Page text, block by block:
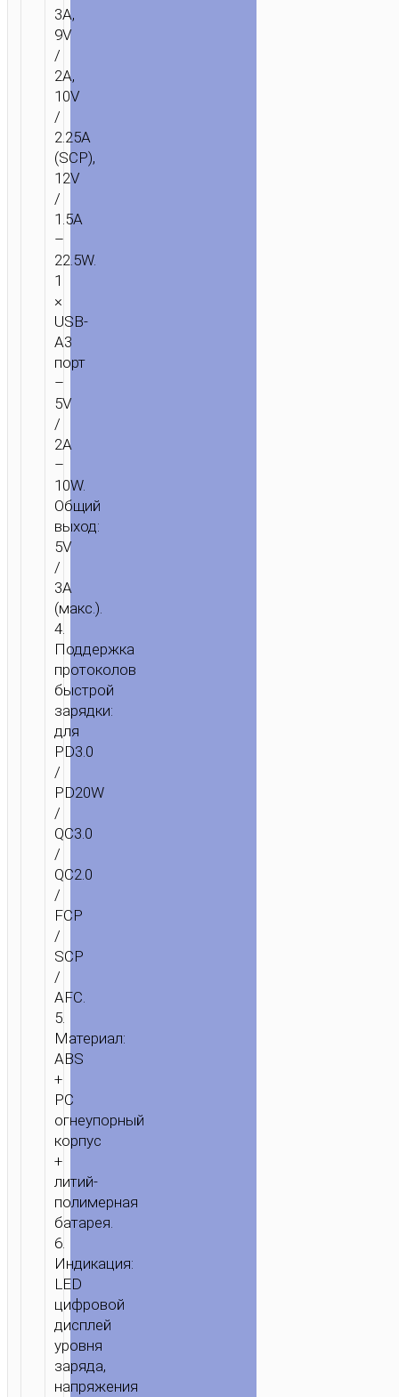
3A,
9V
/
2A,
10V
/
2.25A
(SCP),
12V
/
1.5A
–
22.5W.
1
×
USB-
A3
порт
–
5V
/
2A
–
10W.
Общий
выход:
5V
/
3A
(макс.).
4.
Поддержка
протоколов
быстрой
зарядки:
для
PD3.0
/
PD20W
/
QC3.0
/
QC2.0
/
FCP
/
SCP
/
AFC.
5.
Материал:
ABS
+
PC
огнеупорный
корпус
+
литий-
полимерная
батарея.
6.
Индикация:
LED
цифровой
дисплей
уровня
заряда,
напряжения